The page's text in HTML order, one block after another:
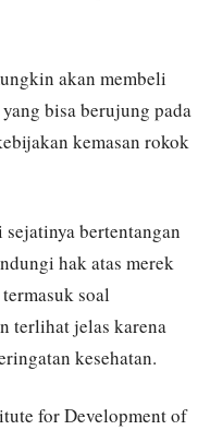
akan membeli
bisa berujung pada
kemasan rokok
bertentangan
hak atas merek
soal
terlihat jelas karena
kesehatan.
for Development of